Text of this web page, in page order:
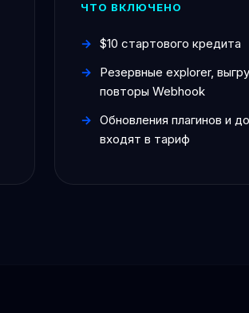
ЧТО ВКЛЮЧЕНО
$10 стартового кредита
Резервные explorer,
повторы Webhook
Обновления плагинов и
входят в тариф